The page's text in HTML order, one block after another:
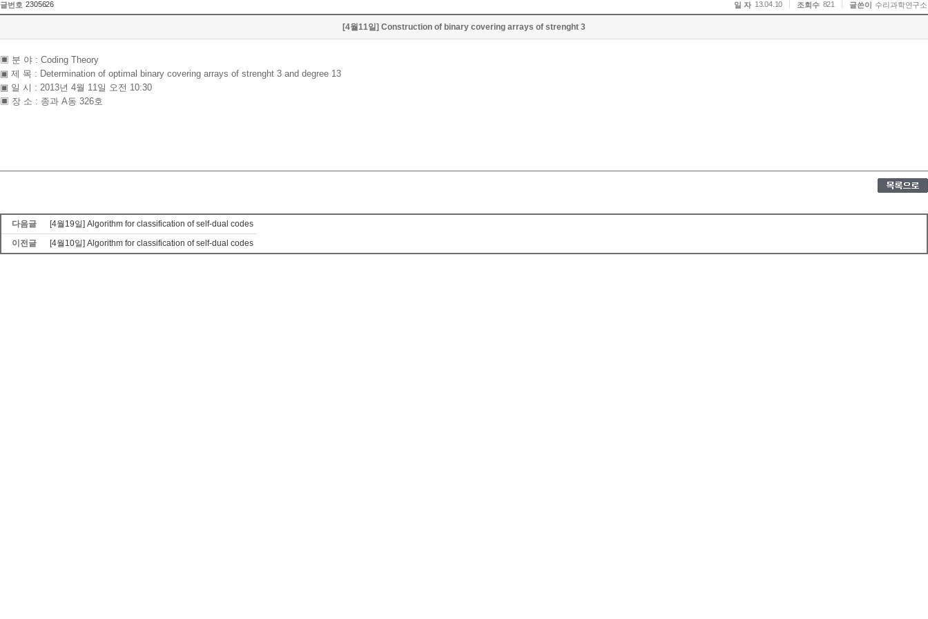
글번호 2305626 일 자 13.04.10 조회수 821 글쓴이 수리과학연구소
[4월11일] Construction of binary covering arrays of strenght 3
▣ 분 야 : Coding Theory
▣ 제 목 : Determination of optimal binary covering arrays of strenght 3 and degree 13
▣ 일 시 : 2013년 4월 11일 오전 10:30
▣ 장 소 : 종과 A동 326호
다음글
[4월19일] Algorithm for classification of self-dual codes
이전글
[4월10일] Algorithm for classification of self-dual codes